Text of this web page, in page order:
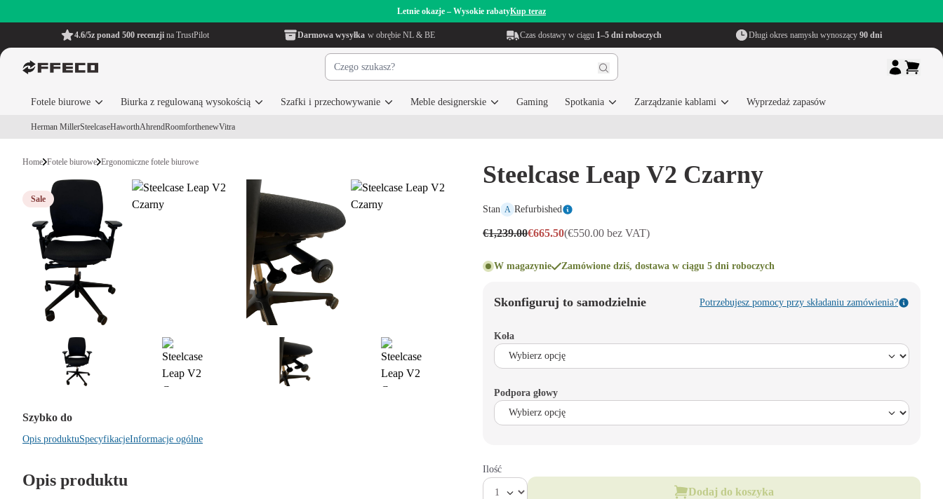
Letnie okazje – Wysokie rabatyKup teraz
4.6/5z ponad 500 recenzji na TrustPilot Darmowa wysyłka w obrębie NL & BE Czas dostawy w ciągu 1–5 dni roboczych Długi okres namysłu wynoszący 90 dni
Fotele biurowe Biurka z regulowaną wysokością Szafki i przechowywanie Meble designerskie Gaming Spotkania Zarządzanie kablami Wyprzedaż zapasów
Herman MillerSteelcaseHaworthAhrendRoomforthenewVitra
Home Fotele biurowe Ergonomiczne fotele biurowe
Sale
Steelcase Leap V2 Czarny
Stan A Refurbished
€1,239.00€665.50(€550.00 bez VAT)
W magazynie Zamówione dziś, dostawa w ciągu 5 dni roboczych
Skonfiguruj to samodzielnie Potrzebujesz pomocy przy składaniu zamówienia?
Koła
Podpora głowy
Ilość
Dodaj do koszyka
Szybko do
Opis produktuSpecyfikacjeInformacje ogólne
Opis produktu